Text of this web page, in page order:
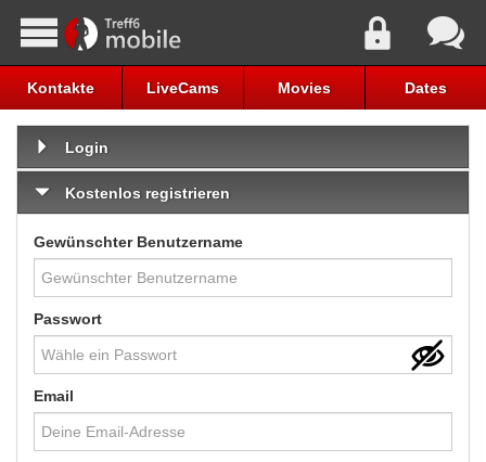
Kontakte LiveCams Movies Dates
Login
Kostenlos registrieren
Gewünschter Benutzername
Passwort
Email